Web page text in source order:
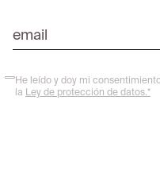
He leído y doy mi
la Ley de protección de datos.*